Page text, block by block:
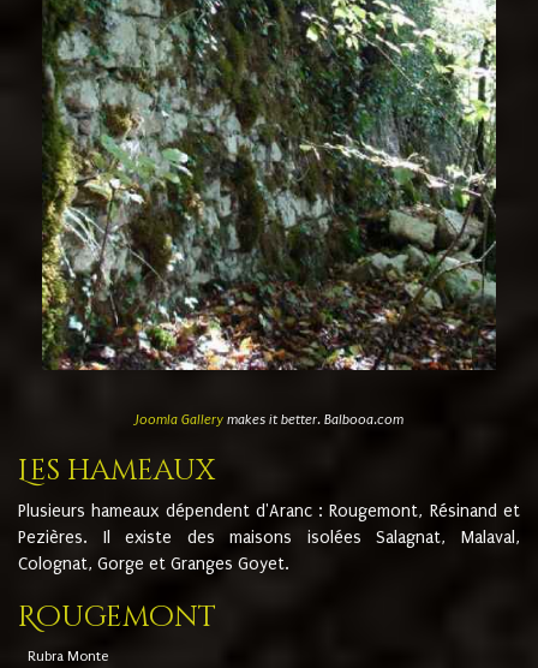
Joomla Gallerymakes it better. Balbooa.com
Les hameaux
Plusieurs hameaux dépendent d'Aranc : Rougemont, Résinand et
Pezières. Il existe des maisons isolées Salagnat, Malaval,
Colognat, Gorge et Granges Goyet.
Rougemont
Rubra Monte